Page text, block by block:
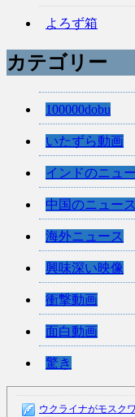
よろず箱
カテゴリー
100000dobu
いたずら動画
インドのニュ
中国のニュース
海外ニュース
興味深い映像
衝撃動画
面白動画
驚き
ウクライナがモスク